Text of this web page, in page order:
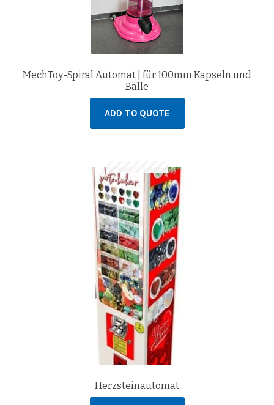
MechToy-Spiral Automat | für 100mm Kapseln und
Bälle
ADD TO QUOTE
Herzsteinautomat